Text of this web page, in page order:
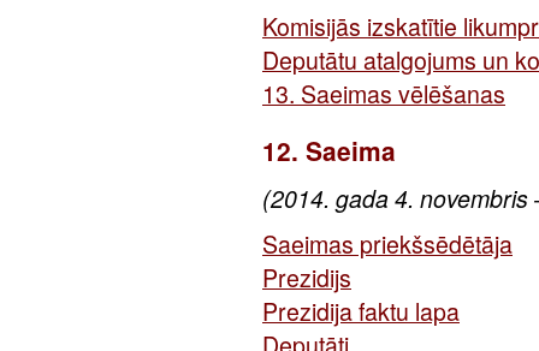
Komisijās izskatītie
Deputātu atalgojums un
13. Saeimas vēlēšanas
12. Saeima
(2014. gada 4.
Saeimas priekšsēdētāja
Prezidijs
Prezidija faktu lapa